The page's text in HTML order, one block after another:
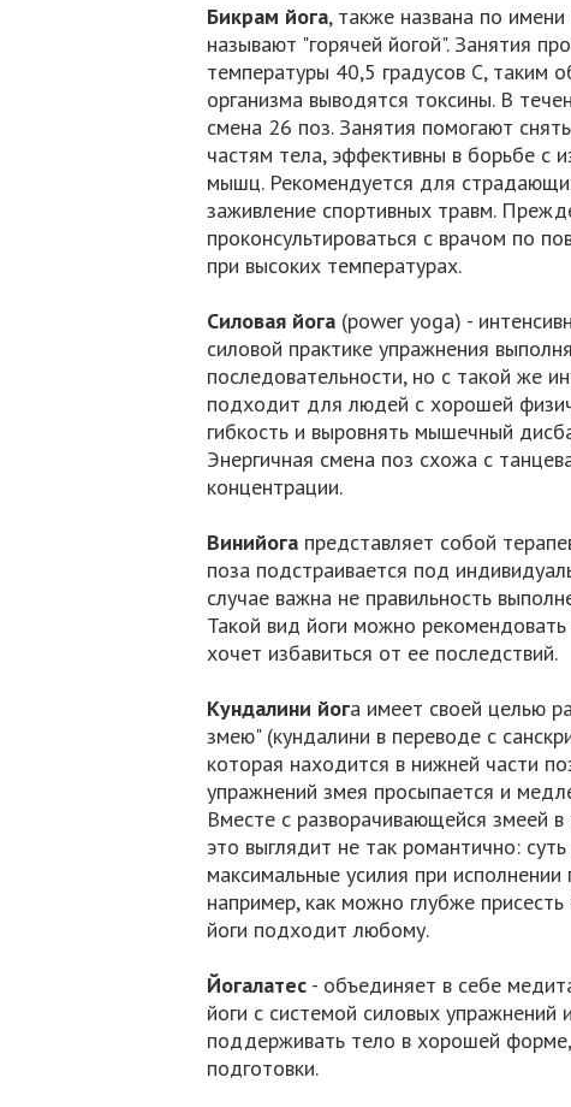
Бикрам йога, также названа по
называют "горячей йогой". Занятия
температуры 40,5 градусов С, таким
организма выводятся токсины. В
смена 26 поз. Занятия помогают
частям тела, эффективны в борьбе с
мышц. Рекомендуется для
заживление спортивных травм.
проконсультироваться с врачом по
при высоких температурах.
Силовая йога (power yoga) -
силовой практике упражнения
последовательности, но с такой же
подходит для людей с хорошей
гибкость и выровнять мышечный
Энергичная смена поз схожа с
концентрации.
Винийога представляет собой
поза подстраивается под
случае важна не правильность
Такой вид йоги можно
хочет избавиться от ее последствий.
Кундалини йога имеет своей целью
змею" (кундалини в переводе с
которая находится в нижней части
упражнений змея просыпается и
Вместе с разворачивающейся змеей
это выглядит не так романтично:
максимальные усилия при
например, как можно глубже
йоги подходит любому.
Йогалатес - объединяет в себе
йоги с системой силовых упражнений
поддерживать тело в хорошей
подготовки.